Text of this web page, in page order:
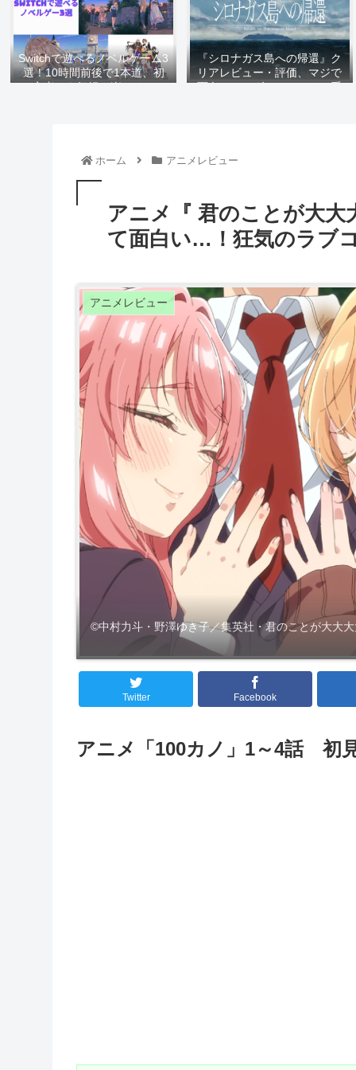
Switchで遊べるノベルゲーム3
選！10時間前後で1本道、初
心者でも気軽に楽しめる
『シロナガス島への帰還』ク
リアレビュー・評価、マジで
面白いマーダーミステリー系
ホーム アニメレビュー
アニメ『 君のことが大大
て面白い…！狂気のラブ
アニメレビュー
©中村力斗・野澤ゆき子／集英社・君のことが大大
Twitter Facebook
アニメ「100カノ」1～4話 初